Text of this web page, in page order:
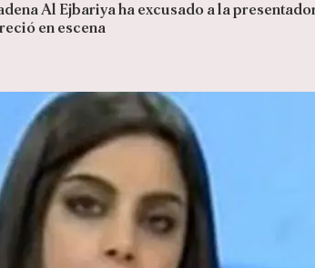
Al Ejbariya ha excusado a la
en escena